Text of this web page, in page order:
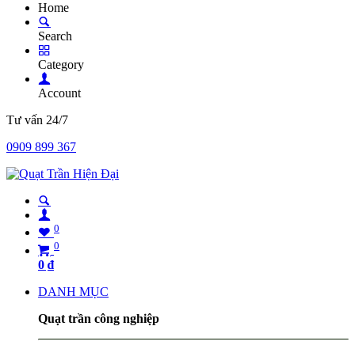
Home
Search
Category
Account
Tư vấn 24/7
0909 899 367
0
0
0 ₫
DANH MỤC
Quạt trần công nghiệp